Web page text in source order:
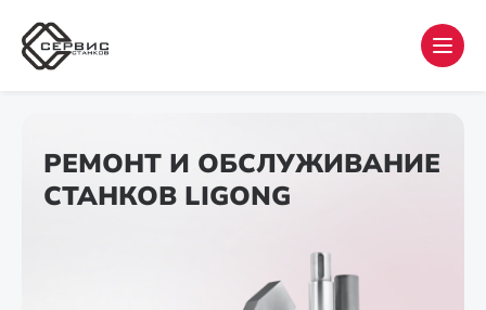
РЕМОНТ И ОБСЛУЖИВАНИЕ
СТАНКОВ LIGONG